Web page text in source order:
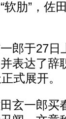
肋”，佐
于27日
表达了辞
式展开。
一郎买